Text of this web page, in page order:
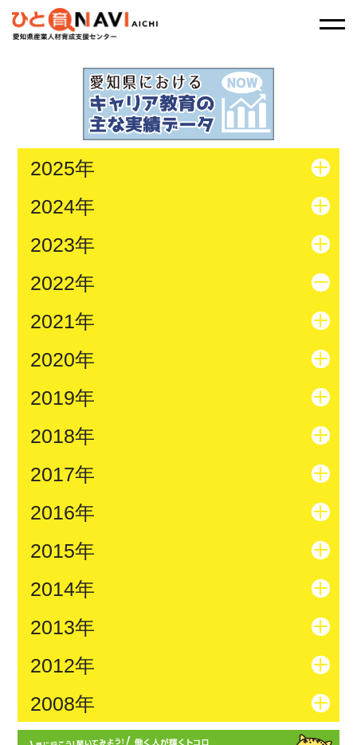
2025年
2024年
2023年
2022年
2021年
2020年
2019年
2018年
2017年
2016年
2015年
2014年
2013年
2012年
2008年